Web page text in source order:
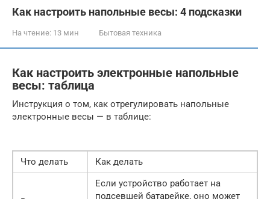
Как настроить напольные весы: 4 подсказки
На чтение: 13 мин Бытовая техника
Как настроить электронные напольные
весы: таблица
Инструкция о том, как отрегулировать напольные
электронные весы — в таблице:
Что делать Как делать
Если устройство работает на
подсевшей батарейке, оно может